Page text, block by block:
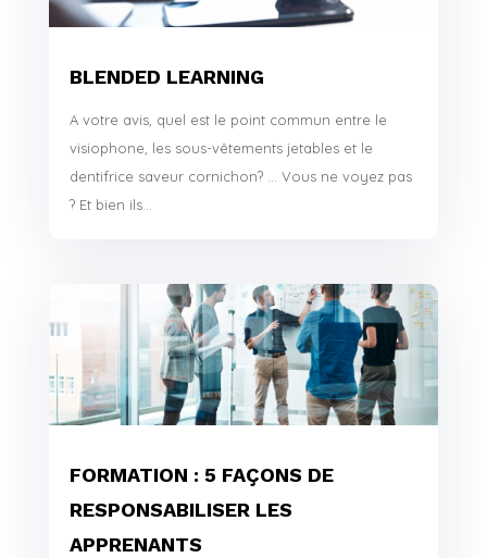
BLENDED LEARNING
A votre avis, quel est le point commun entre le
visiophone, les sous-vêtements jetables et le
dentifrice saveur cornichon? … Vous ne voyez pas
? Et bien ils...
FORMATION : 5 FAÇONS DE
RESPONSABILISER LES
APPRENANTS